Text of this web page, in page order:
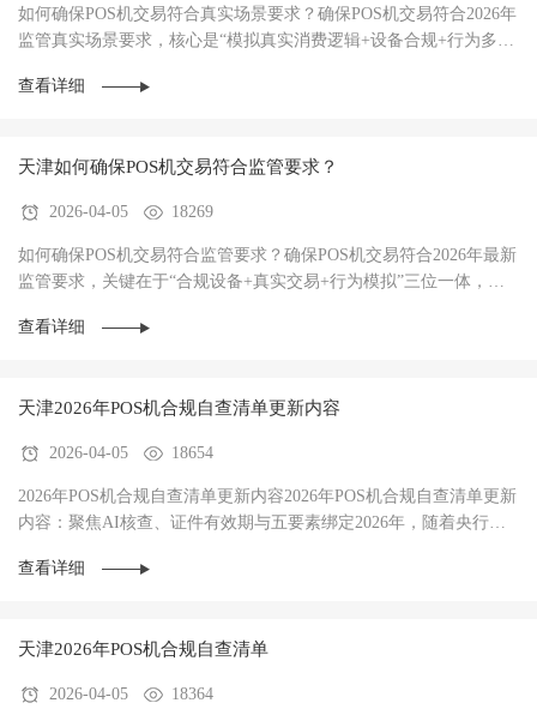
如何确保POS机交易符合真实场景要求？确保POS机交易符合2026年
监管真实场景要求，核心是“模拟真实消费逻辑+设备合规+行为多样
查看详细
天津如何确保POS机交易符合监管要求？
2026-04-05 18269
如何确保POS机交易符合监管要求？确保POS机交易符合2026年最新
监管要求，关键在于“合规设备+真实交易+行为模拟”三位一体，规
查看详细
天津2026年POS机合规自查清单更新内容
2026-04-05 18654
2026年POS机合规自查清单更新内容2026年POS机合规自查清单更新
内容：聚焦AI核查、证件有效期与五要素绑定‌2026年，随着央行
查看详细
天津‌2026年POS机合规自查清单
2026-04-05 18364